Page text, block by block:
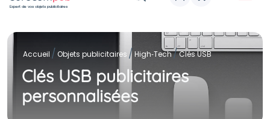
Expert de vos objets publicitaires
Accueil Objets publicitaires High‑Tech Clés USB
Clés USB publicitaires
personnalisées